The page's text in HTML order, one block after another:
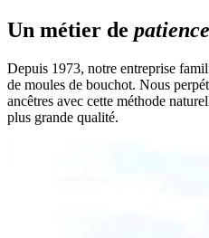
Un métier de patience
Depuis 1973, notre entreprise
de moules de bouchot. Nous
ancêtres avec cette méthode
plus grande qualité.